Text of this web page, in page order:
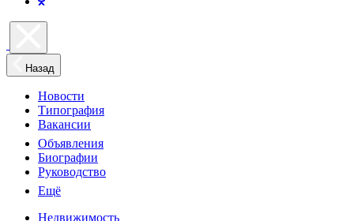
Назад
Новости
Типография
Вакансии
Объявления
Биографии
Руководство
Ещё
Недвижимость